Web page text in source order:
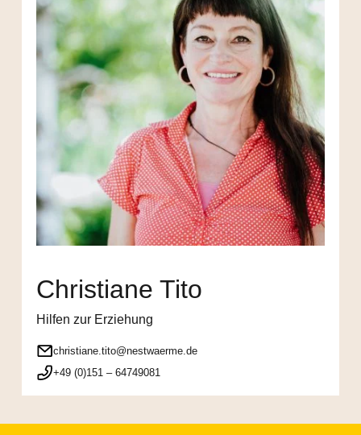
Christiane Tito
Hilfen zur Erziehung
christiane.tito@nestwaerme.de
+49 (0)151 – 64749081